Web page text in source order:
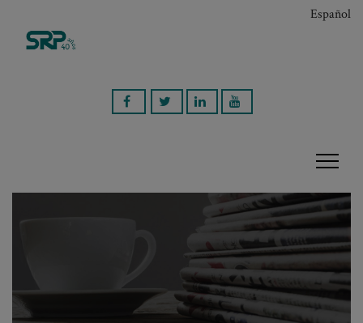
Español